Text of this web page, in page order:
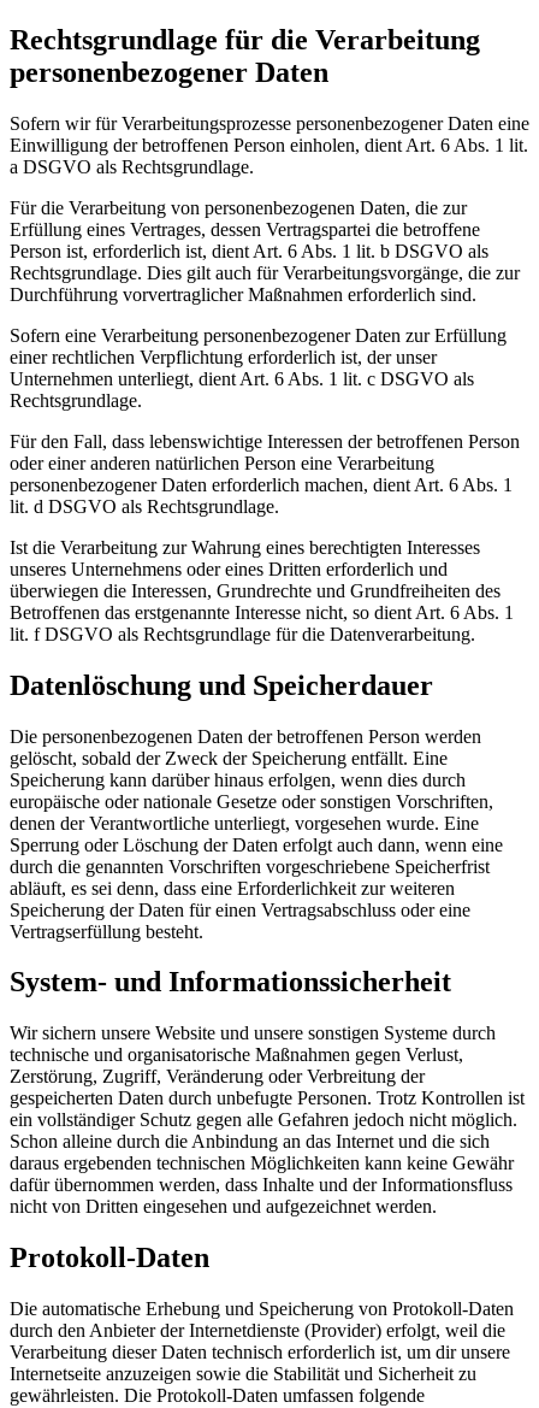
Rechtsgrundlage für die Verarbeitung
personenbezogener Daten
Sofern wir für Verarbeitungsprozesse personenbezogener Daten eine
Einwilligung der betroffenen Person einholen, dient Art. 6 Abs. 1 lit.
a DSGVO als Rechtsgrundlage.
Für die Verarbeitung von personenbezogenen Daten, die zur
Erfüllung eines Vertrages, dessen Vertragspartei die betroffene
Person ist, erforderlich ist, dient Art. 6 Abs. 1 lit. b DSGVO als
Rechtsgrundlage. Dies gilt auch für Verarbeitungsvorgänge, die zur
Durchführung vorvertraglicher Maßnahmen erforderlich sind.
Sofern eine Verarbeitung personenbezogener Daten zur Erfüllung
einer rechtlichen Verpflichtung erforderlich ist, der unser
Unternehmen unterliegt, dient Art. 6 Abs. 1 lit. c DSGVO als
Rechtsgrundlage.
Für den Fall, dass lebenswichtige Interessen der betroffenen Person
oder einer anderen natürlichen Person eine Verarbeitung
personenbezogener Daten erforderlich machen, dient Art. 6 Abs. 1
lit. d DSGVO als Rechtsgrundlage.
Ist die Verarbeitung zur Wahrung eines berechtigten Interesses
unseres Unternehmens oder eines Dritten erforderlich und
überwiegen die Interessen, Grundrechte und Grundfreiheiten des
Betroffenen das erstgenannte Interesse nicht, so dient Art. 6 Abs. 1
lit. f DSGVO als Rechtsgrundlage für die Datenverarbeitung.
Datenlöschung und Speicherdauer
Die personenbezogenen Daten der betroffenen Person werden
gelöscht, sobald der Zweck der Speicherung entfällt. Eine
Speicherung kann darüber hinaus erfolgen, wenn dies durch
europäische oder nationale Gesetze oder sonstigen Vorschriften,
denen der Verantwortliche unterliegt, vorgesehen wurde. Eine
Sperrung oder Löschung der Daten erfolgt auch dann, wenn eine
durch die genannten Vorschriften vorgeschriebene Speicherfrist
abläuft, es sei denn, dass eine Erforderlichkeit zur weiteren
Speicherung der Daten für einen Vertragsabschluss oder eine
Vertragserfüllung besteht.
System- und Informationssicherheit
Wir sichern unsere Website und unsere sonstigen Systeme durch
technische und organisatorische Maßnahmen gegen Verlust,
Zerstörung, Zugriff, Veränderung oder Verbreitung der
gespeicherten Daten durch unbefugte Personen. Trotz Kontrollen ist
ein vollständiger Schutz gegen alle Gefahren jedoch nicht möglich.
Schon alleine durch die Anbindung an das Internet und die sich
daraus ergebenden technischen Möglichkeiten kann keine Gewähr
dafür übernommen werden, dass Inhalte und der Informationsfluss
nicht von Dritten eingesehen und aufgezeichnet werden.
Protokoll-Daten
Die automatische Erhebung und Speicherung von Protokoll-Daten
durch den Anbieter der Internetdienste (Provider) erfolgt, weil die
Verarbeitung dieser Daten technisch erforderlich ist, um dir unsere
Internetseite anzuzeigen sowie die Stabilität und Sicherheit zu
gewährleisten. Die Protokoll-Daten umfassen folgende